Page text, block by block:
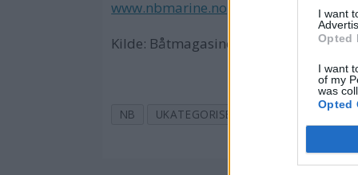
I want
Opted
I want
of my
was
Opted
www.nbmarine.no
Kilde: Båtmagasinet nr 3, 2007
NB UKATEGORISERT